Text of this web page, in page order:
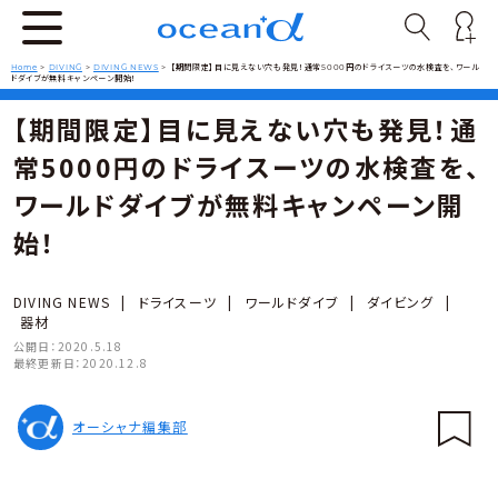
Home > DIVING >DIVING NEWS >
【期間限定】目に見えない穴も発見！通常5000円のドライスーツの水検査を、ワール
ドダイブが無料キャンペーン開始！
【期間限定】目に見えない穴も発見！通
常5000円のドライスーツの水検査を、
ワールドダイブが無料キャンペーン開
始！
DIVING NEWS | ドライスーツ | ワールドダイブ | ダイビング
|
器材
公開日： 2020.5.18
最終更新日： 2020.12.8
オーシャナ編集部